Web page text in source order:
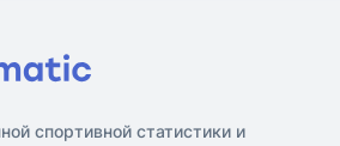
спортивной статистики и